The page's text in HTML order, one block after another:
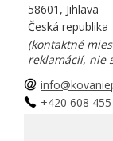
58601, Jihlava
Česká republika
(kontaktné
reklamácií, nie
+420 608